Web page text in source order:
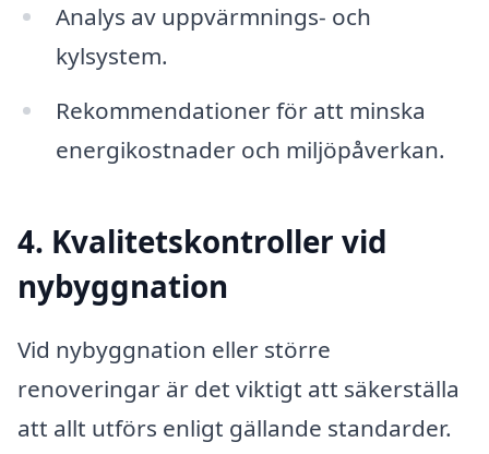
Analys av uppvärmnings- och
kylsystem.
Rekommendationer för att minska
energikostnader och miljöpåverkan.
4. Kvalitetskontroller vid
nybyggnation
Vid nybyggnation eller större
renoveringar är det viktigt att säkerställa
att allt utförs enligt gällande standarder.